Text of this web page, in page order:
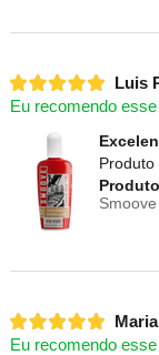
Luis
Eu recomendo
Eu recomendo